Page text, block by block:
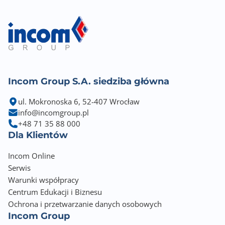
Uwagi do karty graficznej
Support HDMITM 2.1 with HDR, maximum resolution
of 4K 60Hz
Support DP 1.4, maximum resolution of 4K 60Hz
Graphics specifications may vary depending on the
Zintegrowana karta dźwiękowa
Realtek® ALC897 7.1-Channel High Definition Audio
Gniazda karty dźwiękowej
3x Audio Jack
Złącza PCI Express x16
1
Złącza PCI Express x1
Incom Group S.A. siedziba główna
ul. Mokronoska 6, 52-407 Wrocław
info@incomgroup.pl
+48 71 35 88 000
Dla Klientów
Incom Online
Serwis
Warunki współpracy
Centrum Edukacji i Biznesu
Ochrona i przetwarzanie danych osobowych
Incom Group